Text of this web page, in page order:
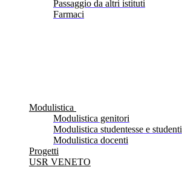
Passaggio da altri istituti
Farmaci
Modulistica
Modulistica genitori
Modulistica studentesse e studenti
Modulistica docenti
Progetti
USR VENETO